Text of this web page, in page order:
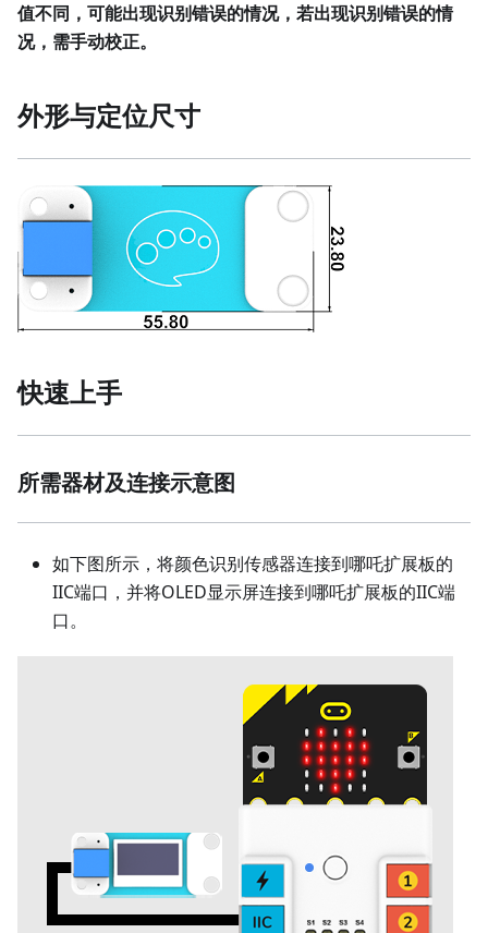
值不同，可能出现识别错误的情况，若出现识别错误的情
况，需手动校正。
外形与定位尺寸
快速上手
所需器材及连接示意图
如下图所示，将颜色识别传感器连接到哪吒扩展板的
IIC端口，并将OLED显示屏连接到哪吒扩展板的IIC端
口。